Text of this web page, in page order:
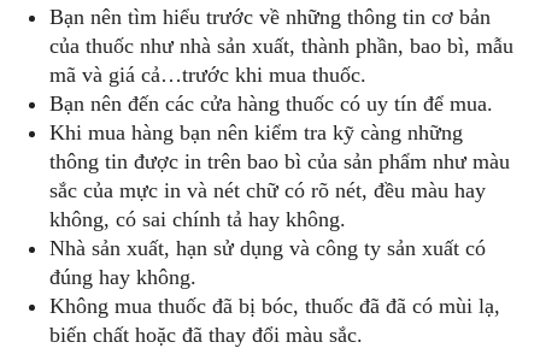
Bạn nên tìm hiểu trước về những thông tin cơ bản
của thuốc như nhà sản xuất, thành phần, bao bì, mẫu
mã và giá cả…trước khi mua thuốc.
Bạn nên đến các cửa hàng thuốc có uy tín để mua.
Khi mua hàng bạn nên kiểm tra kỹ càng những
thông tin được in trên bao bì của sản phẩm như màu
sắc của mực in và nét chữ có rõ nét, đều màu hay
không, có sai chính tả hay không.
Nhà sản xuất, hạn sử dụng và công ty sản xuất có
đúng hay không.
Không mua thuốc đã bị bóc, thuốc đã đã có mùi lạ,
biến chất hoặc đã thay đổi màu sắc.